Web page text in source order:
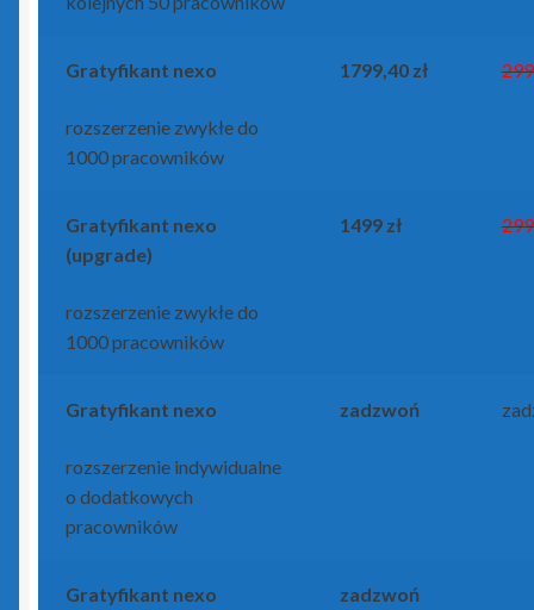
Gratyfikant nexo
rozszerzenie zwykłe do
1000 pracowników
1799,40 zł
Gratyfikant nexo
(upgrade)
rozszerzenie zwykłe do
1000 pracowników
1499 zł
Gratyfikant nexo
rozszerzenie indywidualne
o dodatkowych
pracowników
zadzwoń
Gratyfikant nexo
zadzwoń